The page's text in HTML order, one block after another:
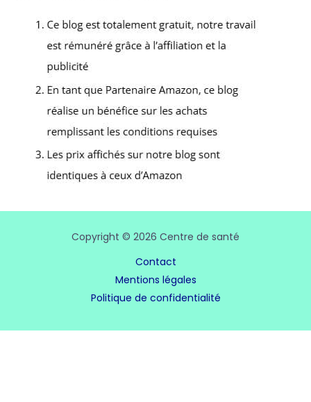
Copyright © 2026 Centre de santé
Contact
Mentions légales
Politique de confidentialité